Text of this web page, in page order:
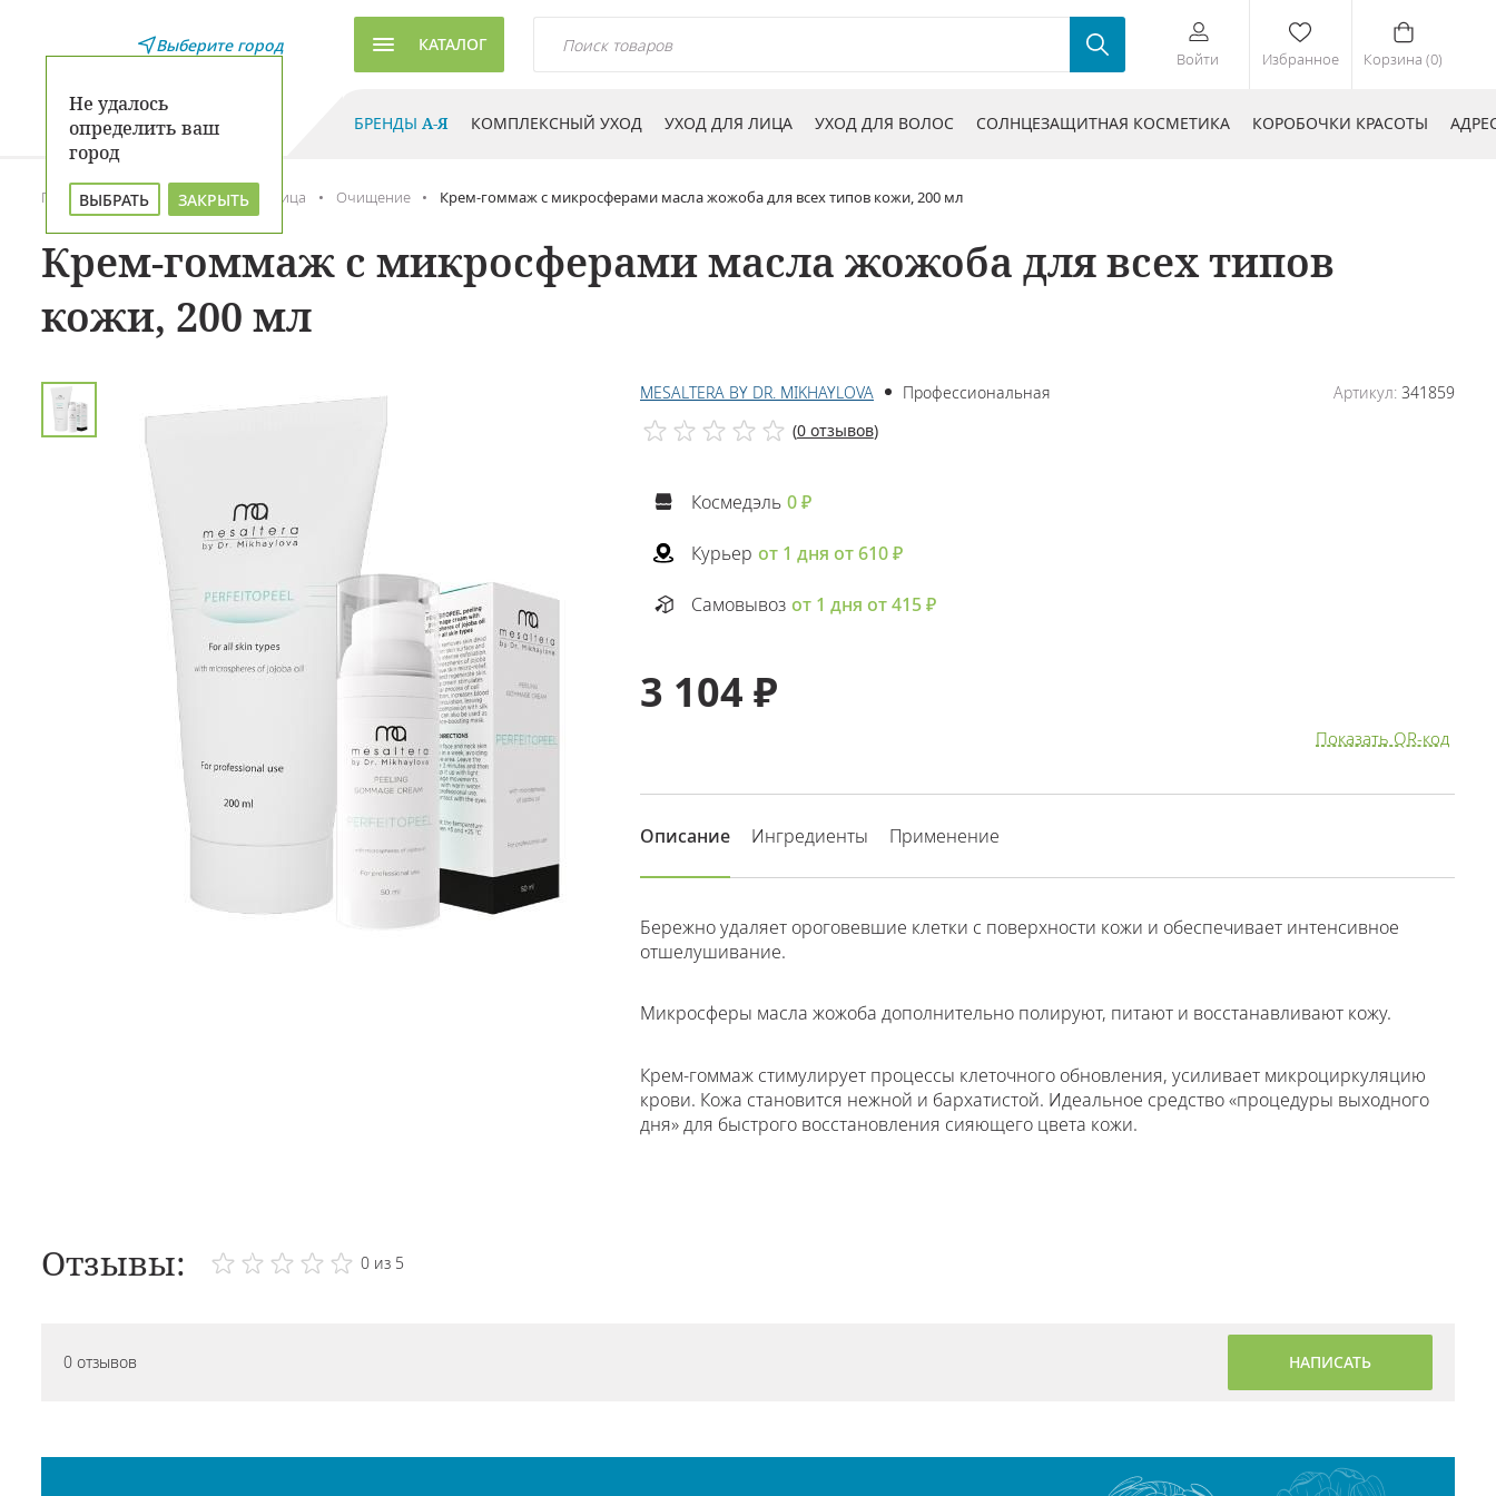
Выберите город
Не удалось
определить ваш
город
ВЫБРАТЬ ЗАКРЫТЬ
КАТАЛОГ
Войти Избранное Корзина (0)
БРЕНДЫ А-Я КОМПЛЕКСНЫЙ УХОД УХОД ДЛЯ ЛИЦА УХОД ДЛЯ ВОЛОС СОЛНЦЕЗАЩИТНАЯ КОСМЕТИКА КОРОБОЧКИ КРАСОТЫ
Главная Каталог Уход для лица Очищение Крем-гоммаж с микросферами масла жожоба для всех типов кожи, 200 мл
Крем-гоммаж с микросферами масла жожоба для всех типов
кожи, 200 мл
MESALTERA BY DR. MIKHAYLOVA Профессиональная Артикул: 341859
(0 отзывов)
Космедэль 0 ₽
Курьер от 1 дня от 610 ₽
Самовывоз от 1 дня от 415 ₽
3 104 ₽
Показать QR-код
Описание Ингредиенты Применение
Бережно удаляет ороговевшие клетки с поверхности кожи и обеспечивает интенсивное
отшелушивание.
Микросферы масла жожоба дополнительно полируют, питают и восстанавливают кожу.
Крем-гоммаж стимулирует процессы клеточного обновления, усиливает микроциркуляцию
крови. Кожа становится нежной и бархатистой. Идеальное средство «процедуры выходного
дня» для быстрого восстановления сияющего цвета кожи.
Отзывы: 0 из 5
0 отзывов НАПИСАТЬ